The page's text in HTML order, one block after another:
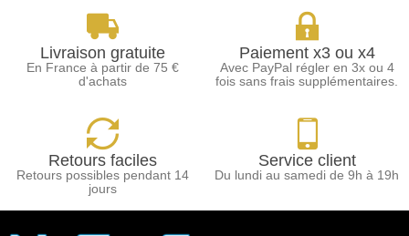
Livraison gratuite
En France à partir de 75 €
d'achats
Paiement x3 ou x4
Avec PayPal régler en 3x ou 4
fois sans frais supplémentaires.
Retours faciles
Retours possibles pendant 14
jours
Service client
Du lundi au samedi de 9h à 19h